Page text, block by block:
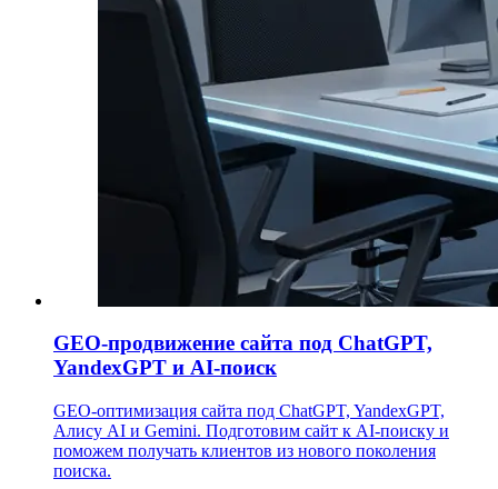
GEO-продвижение сайта под ChatGPT,
YandexGPT и AI-поиск
GEO-оптимизация сайта под ChatGPT, YandexGPT,
Алису AI и Gemini. Подготовим сайт к AI-поиску и
поможем получать клиентов из нового поколения
поиска.